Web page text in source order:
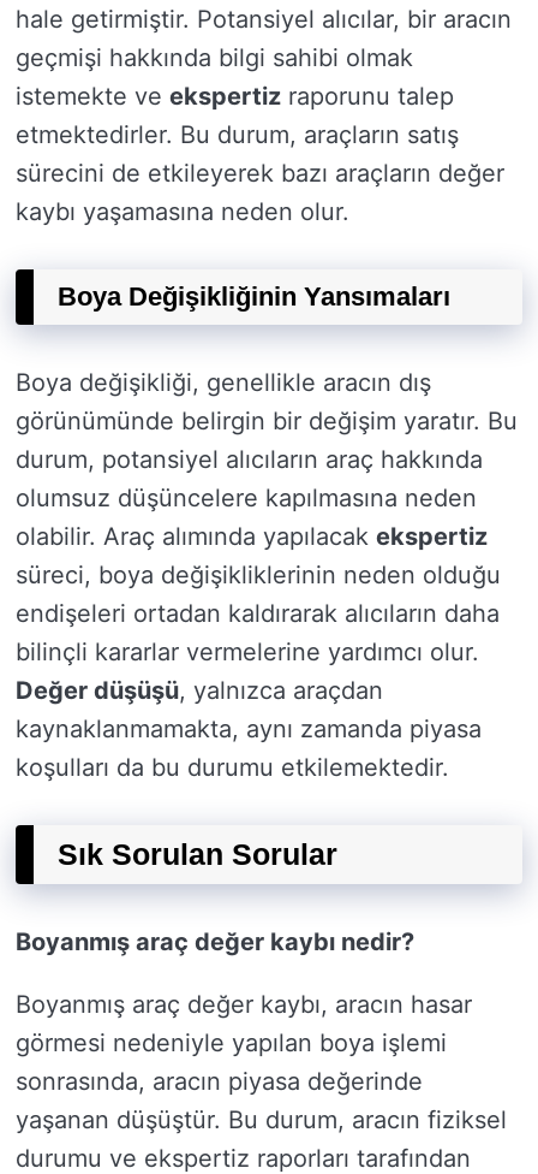
hale getirmiştir. Potansiyel alıcılar, bir aracın
geçmişi hakkında bilgi sahibi olmak
istemekte ve ekspertiz raporunu talep
etmektedirler. Bu durum, araçların satış
sürecini de etkileyerek bazı araçların değer
kaybı yaşamasına neden olur.
Boya Değişikliğinin Yansımaları
Boya değişikliği, genellikle aracın dış
görünümünde belirgin bir değişim yaratır. Bu
durum, potansiyel alıcıların araç hakkında
olumsuz düşüncelere kapılmasına neden
olabilir. Araç alımında yapılacak ekspertiz
süreci, boya değişikliklerinin neden olduğu
endişeleri ortadan kaldırarak alıcıların daha
bilinçli kararlar vermelerine yardımcı olur.
Değer düşüşü, yalnızca araçdan
kaynaklanmamakta, aynı zamanda piyasa
koşulları da bu durumu etkilemektedir.
Sık Sorulan Sorular
Boyanmış araç değer kaybı nedir?
Boyanmış araç değer kaybı, aracın hasar
görmesi nedeniyle yapılan boya işlemi
sonrasında, aracın piyasa değerinde
yaşanan düşüştür. Bu durum, aracın fiziksel
durumu ve ekspertiz raporları tarafından